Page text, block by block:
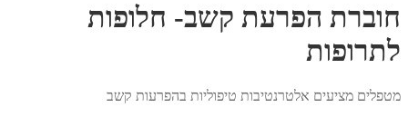
חוברת הפרעת קשב- חלופות
לתרופות
מטפלים מציעים אלטרנטיבות טיפוליות בהפרעות קשב